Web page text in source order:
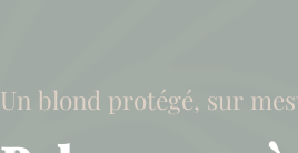
Un blond protégé, sur